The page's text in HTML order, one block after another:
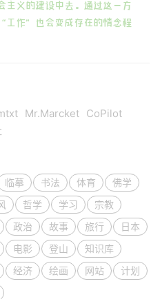
主义的建设中去。通过这一方
工作”也会变成存在的情念程
Mr.Marcket CoPilot
临摹 书法 体育
佛学
哲学 学习
宗教
政治 故事 旅行
日本
电影 登山
知识库
经济 绘画 网站
计划